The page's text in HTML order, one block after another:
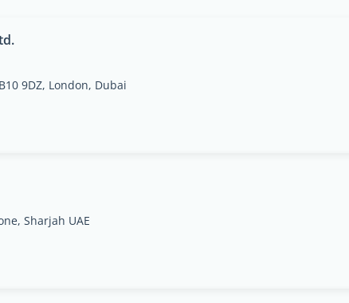
9DZ, London, Dubai
Sharjah UAE